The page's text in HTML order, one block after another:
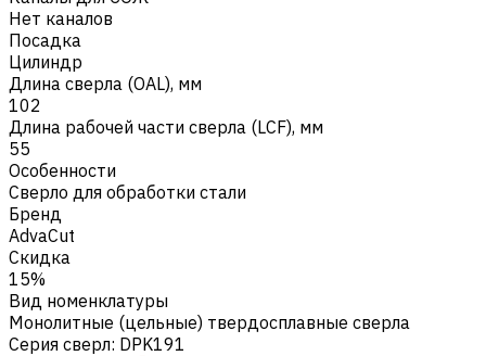
Нет каналов
Посадка
Цилиндр
Длина сверла (OAL), мм
102
Длина рабочей части сверла (LCF), мм
55
Особенности
Сверло для обработки стали
Бренд
AdvaCut
Скидка
15%
Вид номенклатуры
Монолитные (цельные) твердосплавные сверла
Серия сверл: DPK191